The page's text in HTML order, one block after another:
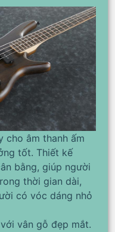
cho âm thanh ấm
tốt. Thiết kế
bằng, giúp người
thời gian dài,
có vóc dáng nhỏ
vân gỗ đẹp mắt.